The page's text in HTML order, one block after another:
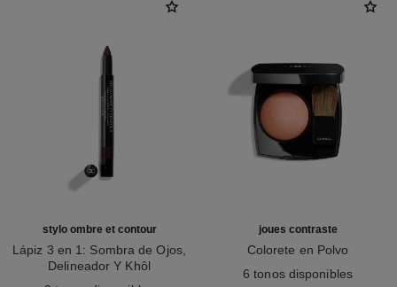
stylo ombre et contour
Lápiz 3 en 1: Sombra de Ojos,
Delineador Y Khôl
joues contraste
Colorete en Polvo
6 tonos disponibles